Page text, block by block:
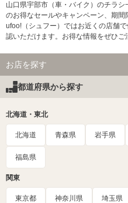
山口県宇部市（車・バイク）のチラ
のお得なセールやキャンペーン、期
ufoo!（シュフー）ではお近くの店舗
認いただけます。お得な情報をぜひご
お店を探す
都道府県から探す
北海道・東北
北海道 青森県 岩手県
福島県
関東
東京都 神奈川県 埼玉県